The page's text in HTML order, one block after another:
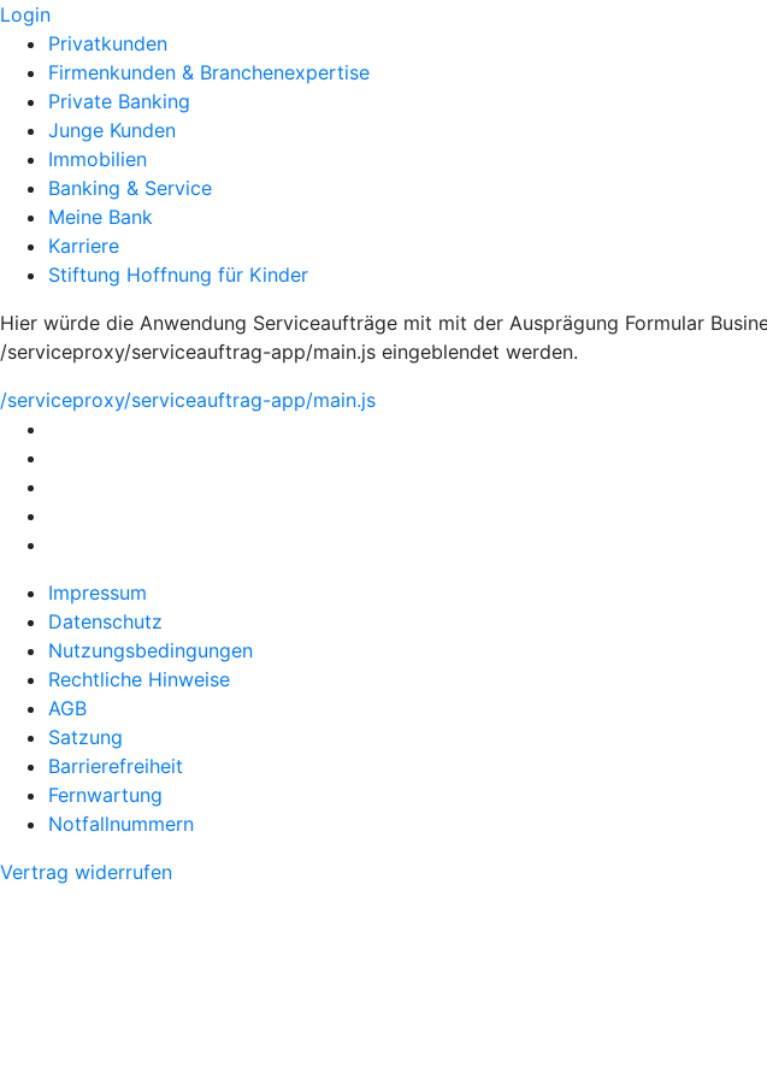
Login
Privatkunden
Firmenkunden & Branchenexpertise
Private Banking
Junge Kunden
Immobilien
Banking & Service
Meine Bank
Karriere
Stiftung Hoffnung für Kinder
Hier würde die Anwendung Serviceaufträge mit mit der Ausprägung Formular
/serviceproxy/serviceauftrag-app/main.js eingeblendet werden.
/serviceproxy/serviceauftrag-app/main.js
Impressum
Datenschutz
Nutzungsbedingungen
Rechtliche Hinweise
AGB
Satzung
Barrierefreiheit
Fernwartung
Notfallnummern
Vertrag widerrufen